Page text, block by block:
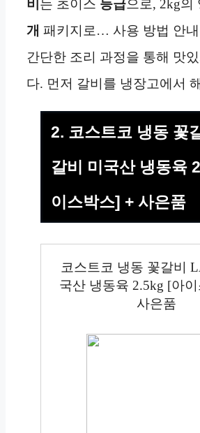
비 는 초이스 등급으로, 2kg의
개 패키지로… 사용 방법 안내
간단한 조리 과정을 통해 맛
다. 먼저 갈비를 냉장고에서
2. 코스트코 냉동 꽃
갈비 미국산 냉동육
이스박스] + 사은품
코스트코 냉동 꽃갈비
국산 냉동육 2.5kg [아
사은품